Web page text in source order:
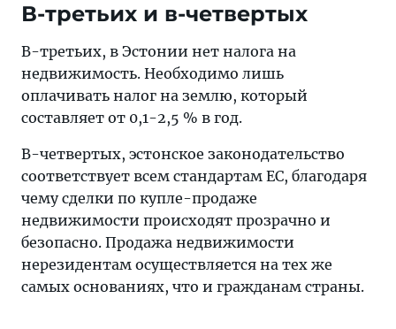
В-третьих и в-четвертых
В-третьих, в Эстонии нет налога на
недвижимость. Необходимо лишь
оплачивать налог на землю, который
составляет от 0,1-2,5 % в год.
В-четвертых, эстонское законодательство
соответствует всем стандартам ЕС, благодаря
чему сделки по купле-продаже
недвижимости происходят прозрачно и
безопасно. Продажа недвижимости
нерезидентам осуществляется на тех же
самых основаниях, что и гражданам страны.